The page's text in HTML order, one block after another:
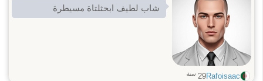
شاب لطيف ابحثلتاة مسيطرة
Rafoisaac
29 سنة